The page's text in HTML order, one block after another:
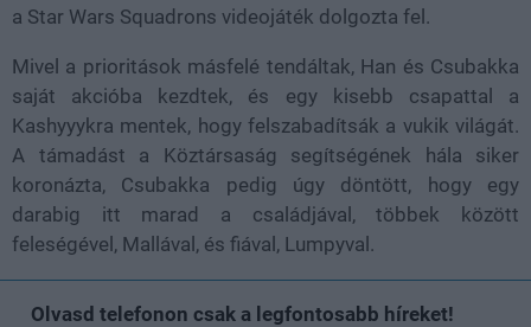
a Star Wars Squadrons videojáték dolgozta fel.
Mivel a prioritások másfelé tendáltak, Han és Csubakka
saját akcióba kezdtek, és egy kisebb csapattal a
Kashyyykra mentek, hogy felszabadítsák a vukik világát.
A támadást a Köztársaság segítségének hála siker
koronázta, Csubakka pedig úgy döntött, hogy egy
darabig itt marad a családjával, többek között
feleségével, Mallával, és fiával, Lumpyval.
Olvasd telefonon csak a legfontosabb híreket!